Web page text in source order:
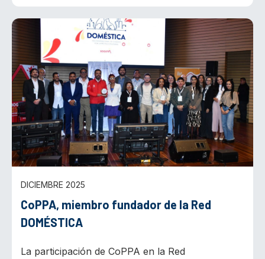
DICIEMBRE 2025
CoPPA, miembro fundador de la Red
DOMÉSTICA
La participación de CoPPA en la Red